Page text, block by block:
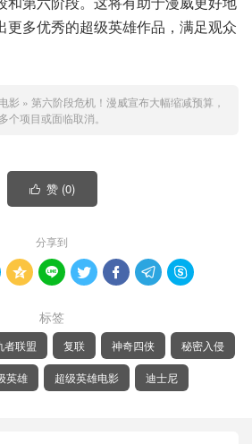
更多优秀的超级英雄作品，满足观众
影 » 第六阶段危机！漫威宣布大幅缩减预算，
多个项目或面临取消。
 赞 (0)
分享到
     
标签
者联盟 复联 神奇四侠 秘密入侵
英雄 超级英雄电影 迪士尼